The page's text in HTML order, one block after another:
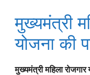
मुख्यमंत्री
योजना की
मुख्यमंत्री महिला रोजगार